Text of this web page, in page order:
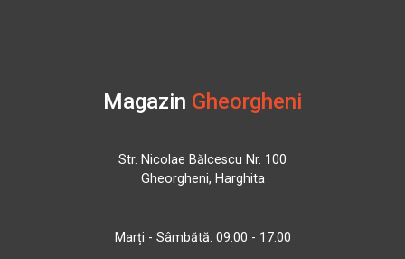
Magazin Gheorgheni
Str. Nicolae Bălcescu Nr. 100
Gheorgheni, Harghita
Marți - Sâmbătă: 09:00 - 17:00